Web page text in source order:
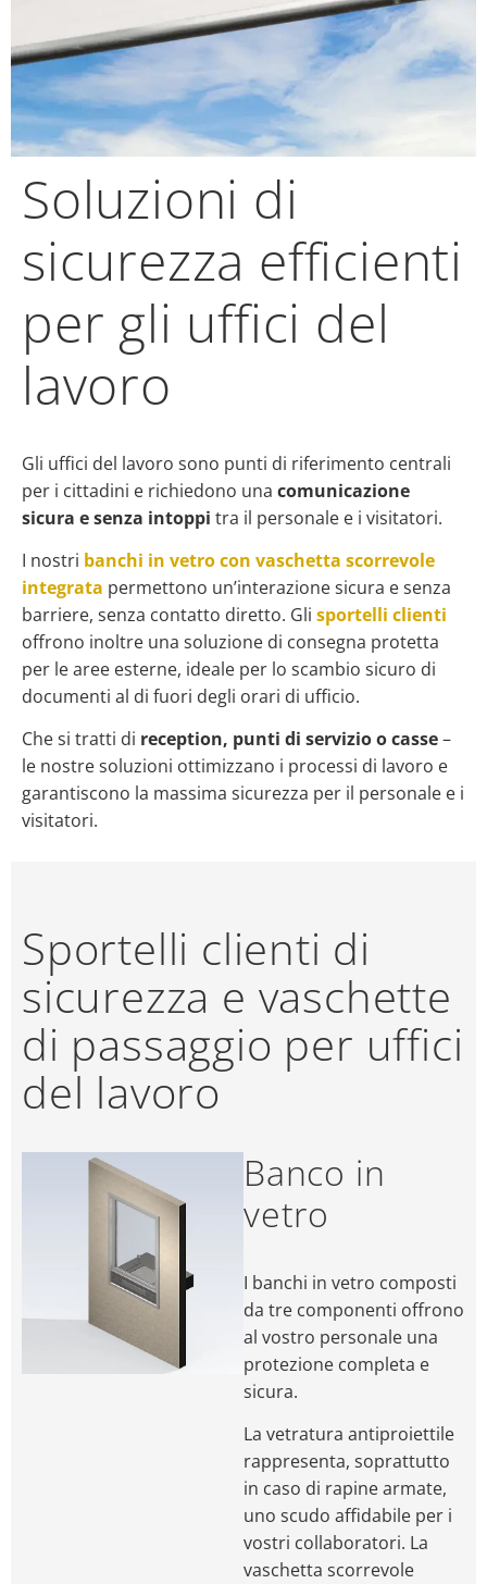
Soluzioni di
sicurezza efficienti
per gli uffici del
lavoro
Gli uffici del lavoro sono punti di riferimento centrali
per i cittadini e richiedono una comunicazione
sicura e senza intoppi tra il personale e i visitatori.
I nostri banchi in vetro con vaschetta scorrevole
integrata permettono un’interazione sicura e senza
barriere, senza contatto diretto. Gli sportelli clienti
offrono inoltre una soluzione di consegna protetta
per le aree esterne, ideale per lo scambio sicuro di
documenti al di fuori degli orari di ufficio.
Che si tratti di reception, punti di servizio o casse–
le nostre soluzioni ottimizzano i processi di lavoro e
garantiscono la massima sicurezza per il personale e i
visitatori.
Sportelli clienti di
sicurezza e vaschette
di passaggio per uffici
del lavoro
Banco in
vetro
I banchi in vetro composti
da tre componenti offrono
al vostro personale una
protezione completa e
sicura.
La vetratura antiproiettile
rappresenta, soprattutto
in caso di rapine armate,
uno scudo affidabile per i
vostri collaboratori. La
vaschetta scorrevole